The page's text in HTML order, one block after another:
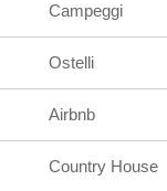
Campeggi
Ostelli
Airbnb
Country House